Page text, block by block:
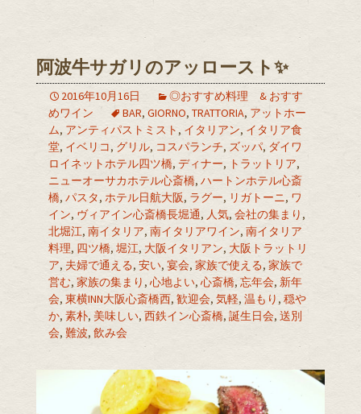
阿波牛サガリのアッロースト✨
2016年10月16日
◎おすすめ料理 & おすす
めワイン
BAR, GIORNO, TRATTORIA, アットホー
ム, アンティパストミスト , イタリアン, イタリア食
堂, イベリコ, グリル, コスパランチ, ズッパ, ダイワ
ロイネットホテル四ツ橋, ディナー, トラットリア,
ニューオーサカホテル心斎橋, ハートンホテル心斎
橋, パスタ, ホテル日航大阪, ラグー, リガトーニ, ワ
イン, ヴィアイン心斎橋長堀通, 人気, 会社の集まり ,
北堀江, 南イタリア, 南イタリアワイン, 南イタリア
料理, 四ツ橋, 堀江, 大阪イタリアン, 大阪トラットリ
ア, 夫婦で通える, 安い, 宴会, 家族で使える, 家族で
営む, 家族の集まり , 心地よい, 心斎橋, 忘年会, 新年
会, 東横INN大阪心斎橋西, 歓迎会, 気軽, 温もり , 穏や
か, 素朴, 美味しい, 西鉄イン心斎橋, 誕生日会, 送別
会, 難波, 飲み会